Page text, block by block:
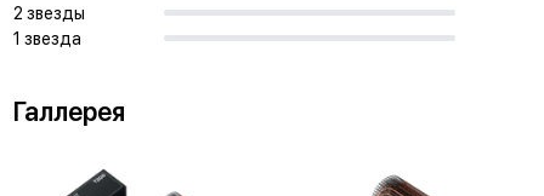
2 звезды
1 звезда
Галлерея